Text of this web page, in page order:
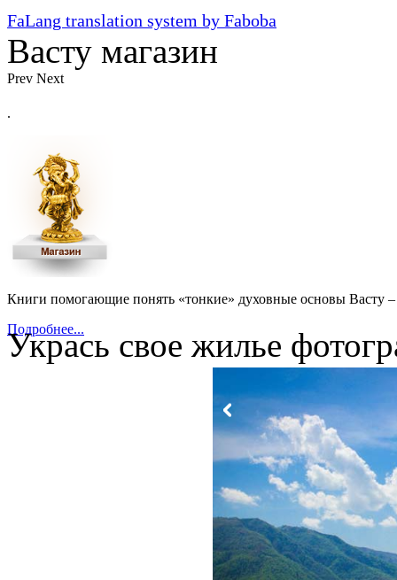
FaLang translation system by Faboba
Васту магазин
Prev Next
.
Книги помогающие понять «тонкие» духовные основы Васту
Подробнее...
Укрась свое жилье